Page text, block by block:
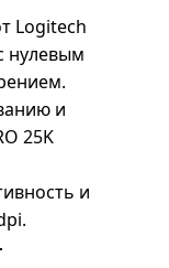
Logitech
нулевым
и
25K
и